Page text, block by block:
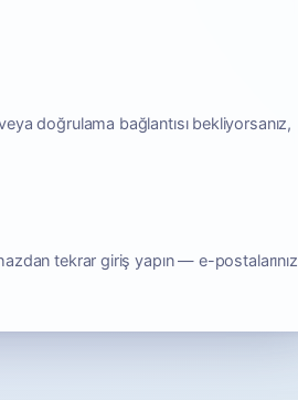
doğrulama bağlantısı bekliyorsanız,
tekrar giriş yapın — e-postalarınız